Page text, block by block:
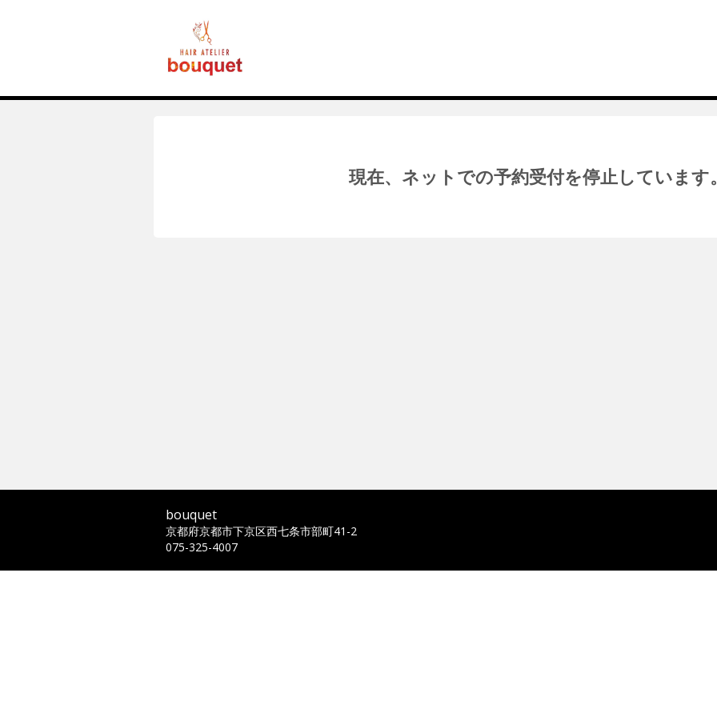
現在、ネットでの予約受付を停止しています
bouquet
京都府京都市下京区西七条市部町41-2
075-325-4007